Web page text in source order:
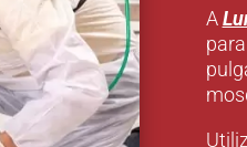
A